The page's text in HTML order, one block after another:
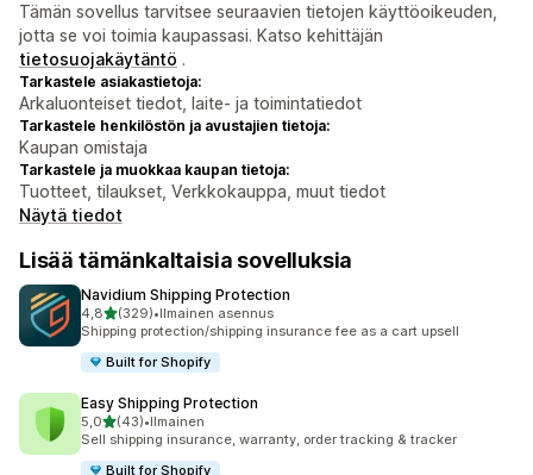
Tämän sovellus tarvitsee seuraavien tietojen käyttöoikeuden,
jotta se voi toimia kaupassasi. Katso kehittäjän
tietosuojakäytäntö .
Tarkastele asiakastietoja:
Arkaluonteiset tiedot, laite- ja toimintatiedot
Tarkastele henkilöstön ja avustajien tietoja:
Kaupan omistaja
Tarkastele ja muokkaa kaupan tietoja:
Tuotteet, tilaukset, Verkkokauppa, muut tiedot
Näytä tiedot
Lisää tämänkaltaisia sovelluksia
Navidium Shipping Protection
4,8/ 5 tähteä
(329)
329 arvostelua yhteensä
•Ilmainen asennus
Shipping protection/shipping insurance fee as a cart upsell
Built for Shopify
Easy Shipping Protection
5,0/ 5 tähteä
(43)
43 arvostelua yhteensä
•Ilmainen
Sell shipping insurance, warranty, order tracking & tracker
Built for Shopify